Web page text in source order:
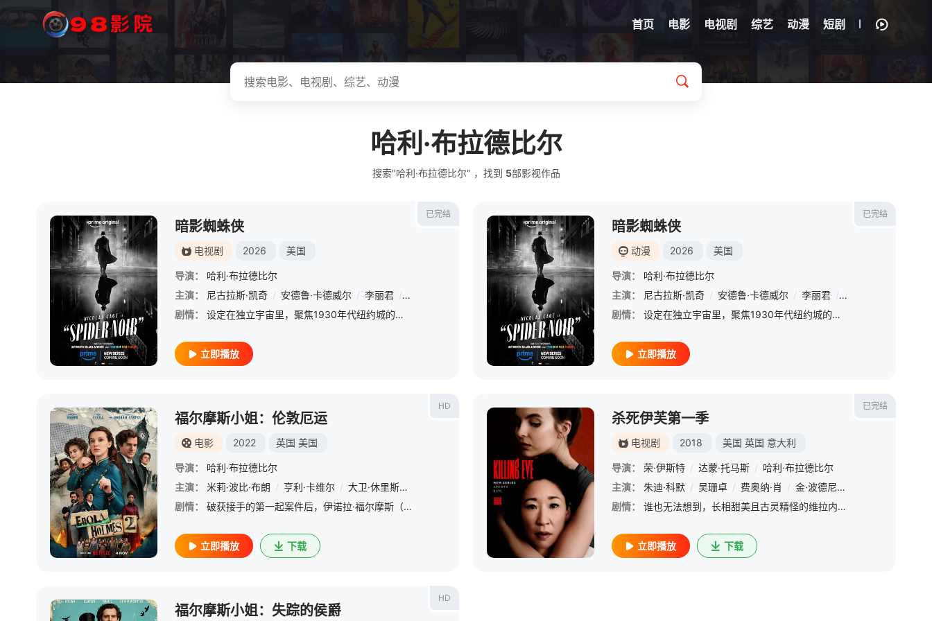
首页 电影 电视剧 综艺 动漫 短剧
哈利·布拉德比尔
搜索"哈利·布拉德比尔" ，找到 5部影视作品
已完结
暗影蜘蛛侠
电视剧 2026 美国
导演：
哈利·布拉德比尔
主演：
尼古拉斯·凯奇 / 安德鲁·卡德威尔 / 李丽君 / 布莱丹·格里森 杰克·休斯顿 拉蒙尼·莫里斯 / 亚伯拉罕·波波拉 / 约翰·帕特里克·乔丹 / 惠特尼·赖斯
剧情：
设定在独立宇宙里，聚焦1930年代纽约城的一个上了年纪、倒霉透顶的私家侦探，作为这个城市里唯一的超级英雄，他被迫与过去的生活作斗争。
立即播放
已完结
暗影蜘蛛侠
动漫 2026 美国
导演：
哈利·布拉德比尔
主演：
尼古拉斯·凯奇 / 安德鲁·卡德威尔 / 李丽君 / 布莱丹·格里森
剧情：
设定在独立宇宙里，聚焦1930年代纽约城的一个上了年纪、倒霉透顶的私家侦探，作为这个城市里唯一的超级英雄，他被迫与过去的生活作斗争。
立即播放
HD
福尔摩斯小姐：伦敦厄运
电影 2022 英国 美国
导演：
哈利·布拉德比尔
主演：
米莉·波比·布朗 / 亨利·卡维尔 / 大卫·休里斯 / 苏珊·沃卡曼 / 阿迪勒·阿赫塔尔 莎伦·邓肯-布鲁斯特 / 海伦娜·伯翰·卡特 / 希米什·帕特尔
剧情：
破获接手的第一起案件后，伊诺拉·福尔摩斯（米莉·波比·布朗饰）追随著名的哥哥夏洛克（亨利·卡维尔饰）的脚步，开办了自己的侦探事务所，却发现女性职业侦探的生活并不像看上去那么容易。在她不得不接受成年后的
立即播放 下载
已完结
杀死伊芙第一季
电视剧 2018 美国 英国 意大利
导演： 荣·伊斯特 / 达蒙·托马斯 / 哈利·布拉德比尔
主演：
朱迪·科默 / 吴珊卓 / 费奥纳·肖 / 金·波德尼亚
剧情：
谁也无法想到，长相甜美且古灵精怪的维拉内拉（朱迪·科默 Jodie Comer 饰）竟是一名顶级杀手，与冷酷无情不苟言笑的同行不同，她特立独行，甚至有些偏执幼稚，在对待猎物时老有一种猫捉老鼠的玩弄欲望
立即播放 下载
HD
福尔摩斯小姐：失踪的侯爵